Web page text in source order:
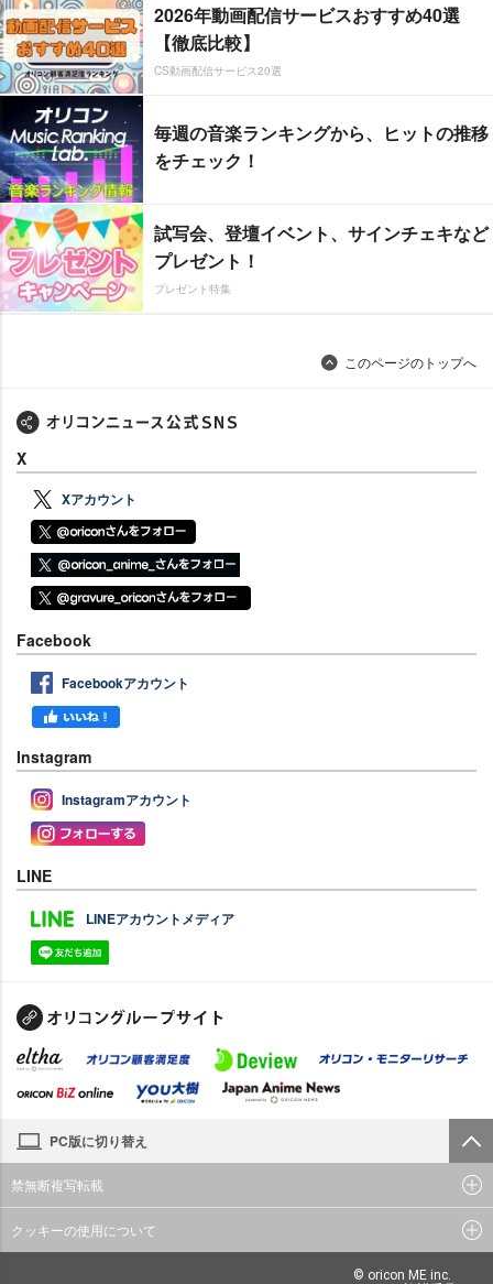
2026年動画配信サービスおすすめ40選
【徹底比較】
CS動画配信サービス20選
毎週の音楽ランキングから、ヒットの推移
をチェック！
試写会、登壇イベント、サインチェキなど
プレゼント！
プレゼント特集
このページのトップへ
X
Xアカウント
Facebook
Facebookアカウント
Instagram
Instagramアカウント
LINE
LINEアカウントメディア
PC版に切り替え
禁無断複写転載
クッキーの使用について
© oricon ME inc.